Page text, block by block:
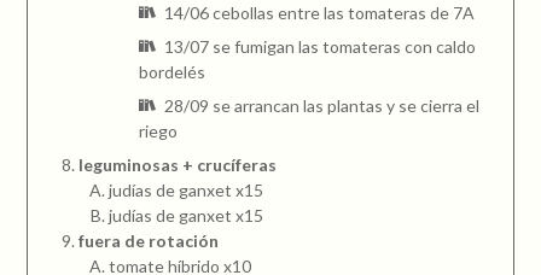
14/06 cebollas entre las tomateras de 7A
13/07 se fumigan las tomateras con caldo
bordelés
28/09 se arrancan las plantas y se cierra el
riego
leguminosas + crucíferas
judías de ganxet x15
judías de ganxet x15
fuera de rotación
tomate híbrido x10